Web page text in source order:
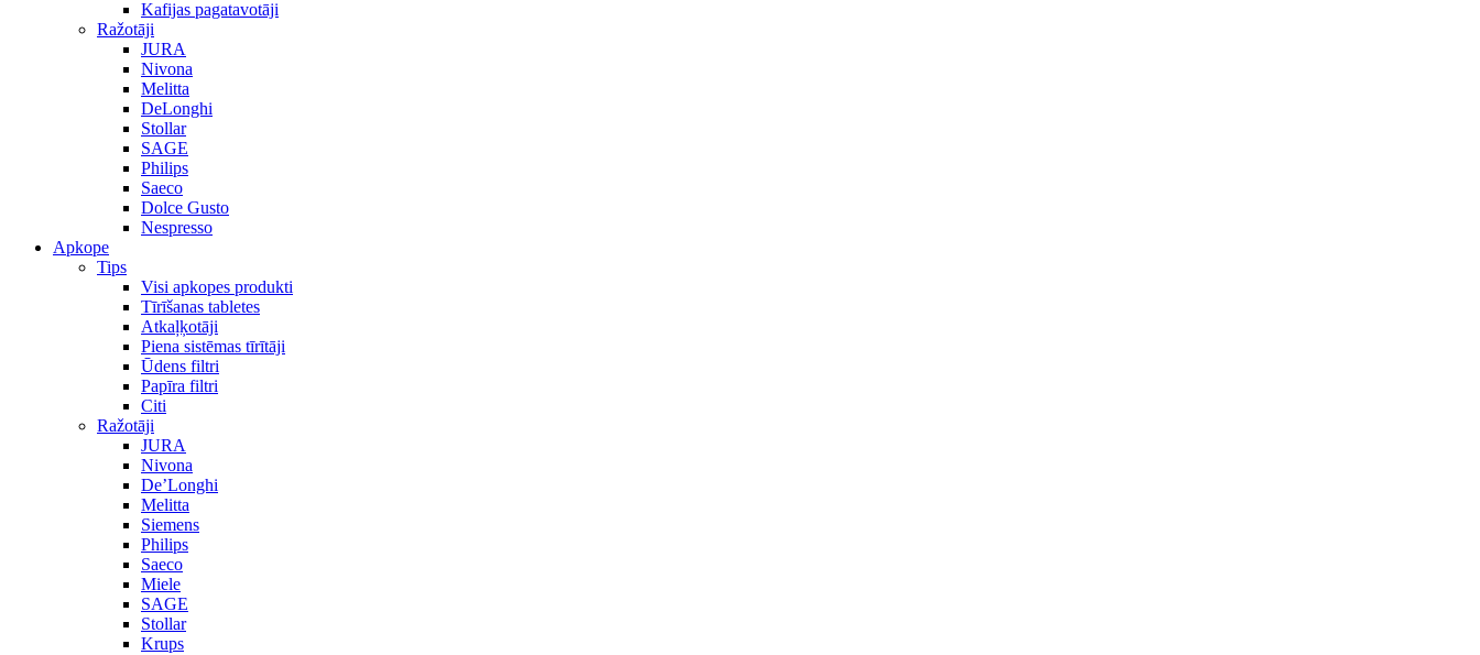
Kafijas pagatavotāji
Ražotāji
JURA
Nivona
Melitta
DeLonghi
Stollar
SAGE
Philips
Saeco
Dolce Gusto
Nespresso
Apkope
Tips
Visi apkopes produkti
Tīrīšanas tabletes
Atkaļķotāji
Piena sistēmas tīrītāji
Ūdens filtri
Papīra filtri
Citi
Ražotāji
JURA
Nivona
De’Longhi
Melitta
Siemens
Philips
Saeco
Miele
SAGE
Stollar
Krups